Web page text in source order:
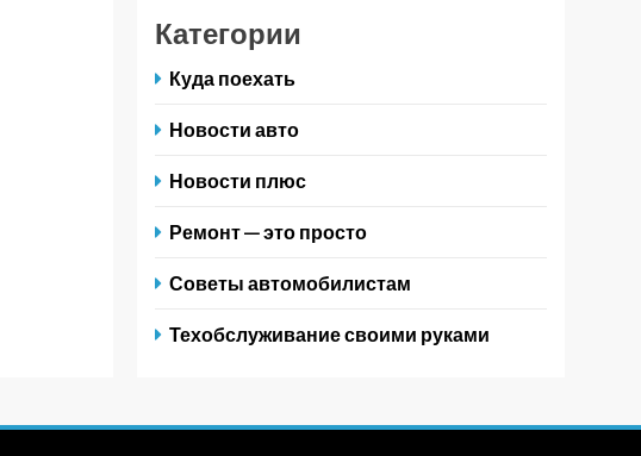
Категории
Куда поехать
Новости авто
Новости плюс
Ремонт — это просто
Советы автомобилистам
Техобслуживание своими руками